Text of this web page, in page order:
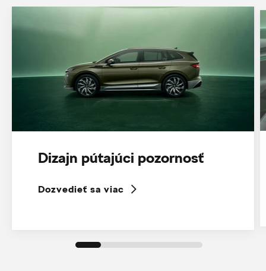
Dizajn pútajúci pozornosť
Dozvedieť sa viac